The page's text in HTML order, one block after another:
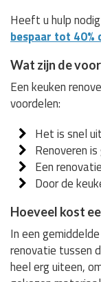
Heeft u hulp
bespaar tot
Wat zijn de
Een keuken
voordelen:
Het is snel
Renoveren
Een
Door de
Hoeveel kost
In een
renovatie tussen
heel erg uiteen,